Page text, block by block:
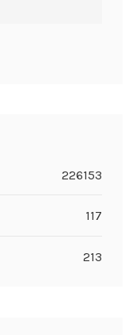
226153
117
213